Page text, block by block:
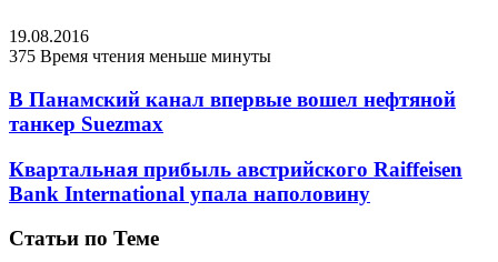
19.08.2016
375 Время чтения меньше минуты
В Панамский канал впервые вошел нефтяной
танкер Suezmax
Квартальная прибыль австрийского Raiffeisen
Bank International упала наполовину
Статьи по Теме